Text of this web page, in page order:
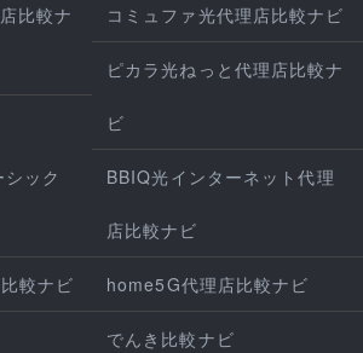
比較ナ コミュファ光代理店比較ナビ
ピカラ光ねっと代理店比較ナ
ビ
ック BBIQ光インターネット代理
店比較ナビ
較ナビ home5G代理店比較ナビ
でんき比較ナビ